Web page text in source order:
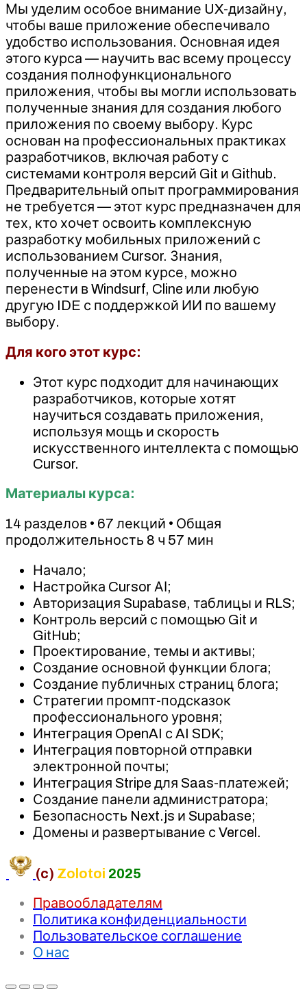
Мы уделим особое внимание UX-дизайну,
чтобы ваше приложение обеспечивало
удобство использования. Основная идея
этого курса — научить вас всему процессу
создания полнофункционального
приложения, чтобы вы могли использовать
полученные знания для создания любого
приложения по своему выбору. Курс
основан на профессиональных практиках
разработчиков, включая работу с
системами контроля версий Git и Github.
Предварительный опыт программирования
не требуется — этот курс предназначен для
тех, кто хочет освоить комплексную
разработку мобильных приложений с
использованием Cursor. Знания,
полученные на этом курсе, можно
перенести в Windsurf, Cline или любую
другую IDE с поддержкой ИИ по вашему
выбору.
Для кого этот курс:
Этот курс подходит для начинающих
разработчиков, которые хотят
научиться создавать приложения,
используя мощь и скорость
искусственного интеллекта с помощью
Cursor.
Материалы курса:
14 разделов • 67 лекций • Общая
продолжительность 8 ч 57 мин
Начало;
Настройка Cursor АІ;
Авторизация Supabase, таблицы и RLS;
Контроль версий с помощью Git и
GitHub;
Проектирование, темы и активы;
Создание основной функции блога;
Создание публичных страниц блога;
Стратегии промпт-подсказок
профессионального уровня;
Интеграция OpenAI с AI SDK;
Интеграция повторной отправки
электронной почты;
Интеграция Stripe для Saas-платежей;
Создание панели администратора;
Безопасность Next.js и Supabase;
Домены и развертывание с Vercel.
(c) Zolotoi 2025
Правообладателям
Политика конфиденциальности
Пользовательское соглашение
О нас